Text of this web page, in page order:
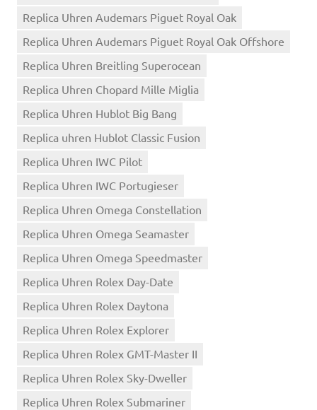
Replica Uhren Audemars Piguet Royal Oak
Replica Uhren Audemars Piguet Royal Oak Offshore
Replica Uhren Breitling Superocean
Replica Uhren Chopard Mille Miglia
Replica Uhren Hublot Big Bang
Replica uhren Hublot Classic Fusion
Replica Uhren IWC Pilot
Replica Uhren IWC Portugieser
Replica Uhren Omega Constellation
Replica Uhren Omega Seamaster
Replica Uhren Omega Speedmaster
Replica Uhren Rolex Day-Date
Replica Uhren Rolex Daytona
Replica Uhren Rolex Explorer
Replica Uhren Rolex GMT-Master II
Replica Uhren Rolex Sky-Dweller
Replica Uhren Rolex Submariner